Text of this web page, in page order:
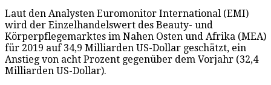
Laut den Analysten Euromonitor International (EMI)
wird der Einzelhandelswert des Beauty- und
Körperpflegemarktes im Nahen Osten und Afrika (MEA)
für 2019 auf 34,9 Milliarden US-Dollar geschätzt, ein
Anstieg von acht Prozent gegenüber dem Vorjahr (32,4
Milliarden US-Dollar).